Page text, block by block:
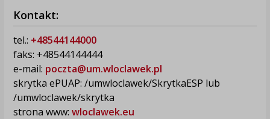
Kontakt:
tel.: +48544144000
faks: +48544144444
e-mail: poczta@um.wloclawek.pl
skrytka ePUAP: /umwloclawek/SkrytkaESP lub
/umwloclawek/skrytka
strona www: wloclawek.eu